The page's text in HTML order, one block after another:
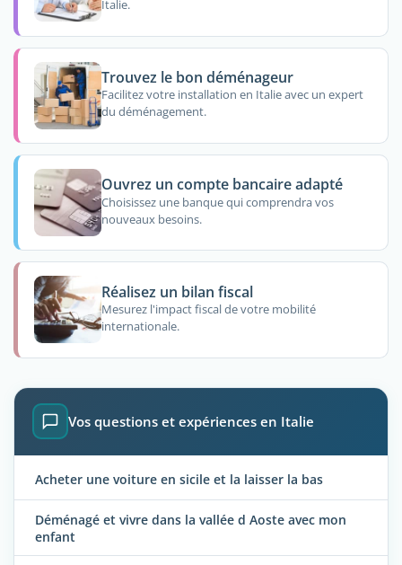
Italie.
Trouvez le bon déménageur
Facilitez votre installation en Italie avec un expert
du déménagement.
Ouvrez un compte bancaire adapté
Choisissez une banque qui comprendra vos
nouveaux besoins.
Réalisez un bilan fiscal
Mesurez l'impact fiscal de votre mobilité
internationale.
Vos questions et expériences en Italie
Acheter une voiture en sicile et la laisser la bas
Déménagé et vivre dans la vallée d Aoste avec mon
enfant